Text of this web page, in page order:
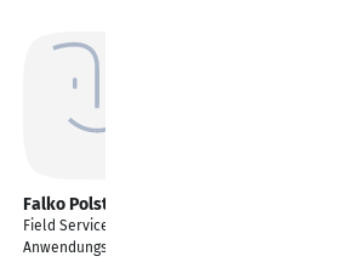
Falko Polster
Field Service
Anwendungstechniker